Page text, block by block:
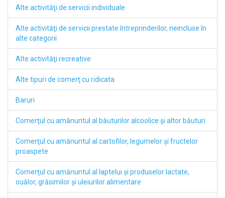
Alte activităţi de servicii individuale
Alte activităţi de servicii prestate întreprinderilor, neincluse în
alte categorii
Alte activităţi recreative
Alte tipuri de comerţ cu ridicata
Baruri
Comerţul cu amănuntul al băuturilor alcoolice şi altor băuturi
Comerţul cu amănuntul al cartofilor, legumelor şi fructelor
proaspete
Comerţul cu amănuntul al laptelui şi produselor lactate,
ouălor, grăsimilor şi uleiurilor alimentare